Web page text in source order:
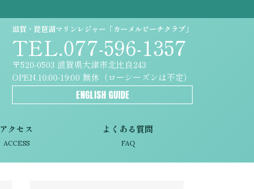
アクセス
ACCESS
よくある質問
FAQ
滋賀・琵琶湖マリンレジャー「カーメルビーチクラブ」
TEL.077-596-1357
〒520-0503 滋賀県大津市北比良243
OPEN.10:00-19:00 無休（ローシーズンは不定）
ENGLISH GUIDE